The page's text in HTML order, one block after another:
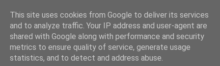
MENU
This site uses cookies from Google to deliver its services
and to analyze traffic. Your IP address and user-agent are
shared with Google along with performance and security
metrics to ensure quality of service, generate usage
statistics, and to detect and address abuse.